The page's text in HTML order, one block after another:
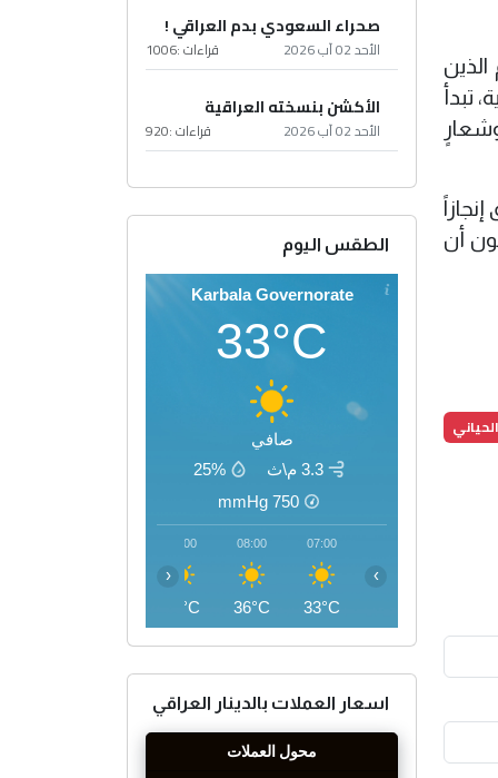
تبدأ
أن
صحراء السعودي بدم العراقي !
الأحد 02 آب 2026 قراءات :1006
الأكشن بنسخته العراقية
الأحد 02 آب 2026 قراءات :920
الطقس اليوم
Karbala Governorate
33°C
صافي
3.3 م\ث
25%
750
mmHg
07:00
33°C
08:00
36°C
09:00
38°C
‹ ›
اسعار العملات بالدينار العراقي